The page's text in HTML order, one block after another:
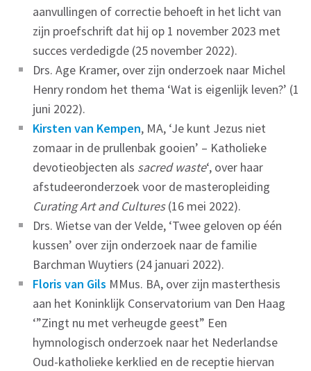
aanvullingen of correctie behoeft in het licht van
zijn proefschrift dat hij op 1 november 2023 met
succes verdedigde (25 november 2022).
Drs. Age Kramer, over zijn onderzoek naar Michel
Henry rondom het thema ‘Wat is eigenlijk leven?’ (1
juni 2022).
Kirsten van Kempen, MA, ‘Je kunt Jezus niet
zomaar in de prullenbak gooien’ – Katholieke
devotieobjecten als sacred waste‘, over haar
afstudeeronderzoek voor de masteropleiding
Curating Art and Cultures(16 mei 2022).
Drs. Wietse van der Velde, ‘Twee geloven op één
kussen’ over zijn onderzoek naar de familie
Barchman Wuytiers (24 januari 2022).
Floris van Gils MMus. BA, over zijn masterthesis
aan het Koninklijk Conservatorium van Den Haag
‘”Zingt nu met verheugde geest” Een
hymnologisch onderzoek naar het Nederlandse
Oud-katholieke kerklied en de receptie hiervan